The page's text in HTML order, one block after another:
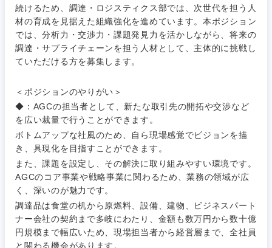
続けるため、調達・ロジスティクス部では、次世代を担う人
材の育成を見据えた組織強化を進めています。本ポジション
では、分析力・交渉力・課題発見力を活かしながら、将来の
調達・サプライチェーンを担う人材として、主体的に挑戦し
ていただける方を募集します。
＜ポジションのやりがい＞
◆：AGCの担当者として、新たな取引先の開拓や交渉など
を広い裁量で行うことができます。
ボトムアップな社風のため、自ら現場感覚でビジョンを描
き、具現化を目指すことができます。
また、課題を設定し、その解決に取り組みやすい環境です。
AGCのコア事業や戦略事業に関わるため、業務の領域が広
く、深いのが魅力です。
調達品は食堂の机から原燃料、設備、建物、ビジネスパート
ナー会社の契約まで多岐にわたり、金額も数万円から数十億
円規模まで幅広いため、現場担当者から経営層まで、全社員
と関わる機会があります。
メディカ
ル
不動産専
門職
建設・施
工管理
事務職
その他
エンターテイメント
法律・特許事務所・監査法人
サービス
その他
関東地方
茨城県 栃木県
群馬県 埼玉県
千葉県 東京都
神奈川県